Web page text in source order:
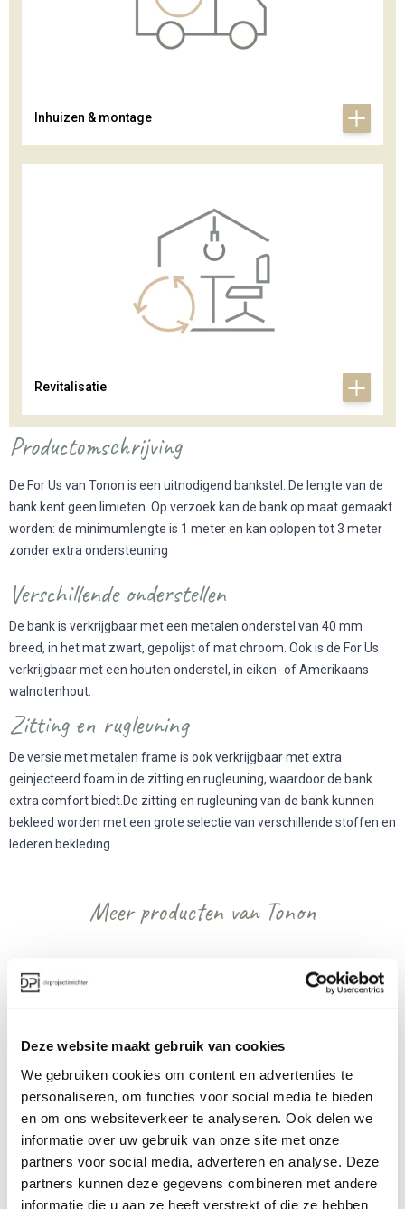
Deze website maakt gebruik van cookies
We gebruiken cookies om content en advertenties te
personaliseren, om functies voor social media te bieden
en om ons websiteverkeer te analyseren. Ook delen we
informatie over uw gebruik van onze site met onze
partners voor social media, adverteren en analyse. Deze
partners kunnen deze gegevens combineren met andere
informatie die u aan ze heeft verstrekt of die ze hebben
Inhuizen & montage
Revitalisatie
Productomschrijving
De For Us van Tonon is een uitnodigend bankstel. De lengte van de
bank kent geen limieten. Op verzoek kan de bank op maat gemaakt
worden: de minimumlengte is 1 meter en kan oplopen tot 3 meter
zonder extra ondersteuning
Verschillende onderstellen
De bank is verkrijgbaar met een metalen onderstel van 40 mm
breed, in het mat zwart, gepolijst of mat chroom. Ook is de For Us
verkrijgbaar met een houten onderstel, in eiken- of Amerikaans
walnotenhout.
Zitting en rugleuning
De versie met metalen frame is ook verkrijgbaar met extra
geinjecteerd foam in de zitting en rugleuning, waardoor de bank
extra comfort biedt.De zitting en rugleuning van de bank kunnen
bekleed worden met een grote selectie van verschillende stoffen en
lederen bekleding.
Meer producten van Tonon
Tonon For Us Bank Tonon Lucky